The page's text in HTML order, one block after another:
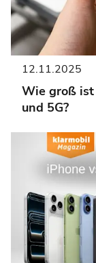
Wie groß ist
und 5G?
12.11.2025